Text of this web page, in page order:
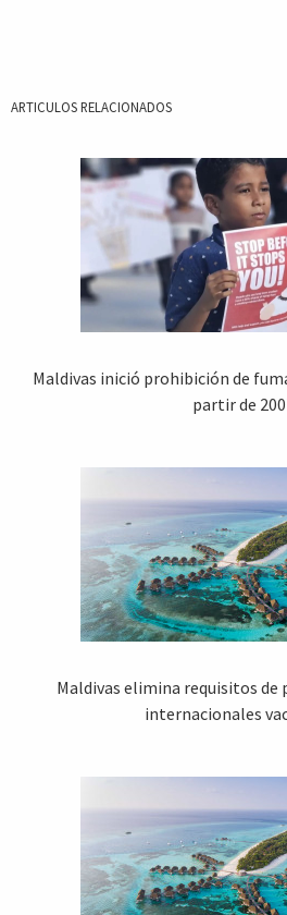
ARTICULOS RELACIONADOS
Maldivas inició prohibición de
partir de
Maldivas elimina requisitos de
internacionales